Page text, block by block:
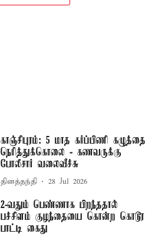
காஞ்சிபுரம்: 5 மாத கர்ப்பிணி கழுத்தை
நெரித்துக்கொலை - கணவருக்கு
போலீசார் வலைவீச்சு
தினத்தந்தி 28 Jul 2026
2-வதும் பெண்ணாக பிறந்ததால்
பச்சிளம் குழந்தையை கொன்ற கொடூர
பாட்டி கைது